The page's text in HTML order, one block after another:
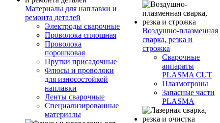
Материалы для наплавки и
ремонта деталей
Электроды сварочные
Проволока сплошная
Проволока
порошковая
Прутки присадочные
Флюсы и проволоки
для износостойкой
наплавки
Ленты сварочные
Специализированные
материалы
Воздушно-плазменная
сварка, резка и
строжка
Сварочные
аппараты
PLASMA CUT
Плазмотроны
Запасные части
PLASMA